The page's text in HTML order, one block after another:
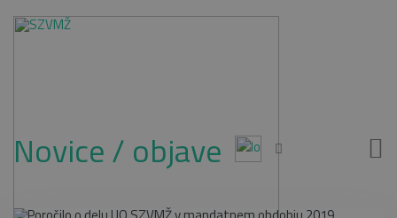
Novice / objave